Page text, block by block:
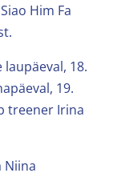
Him Fa
18.
19.
treener Irina
Niina